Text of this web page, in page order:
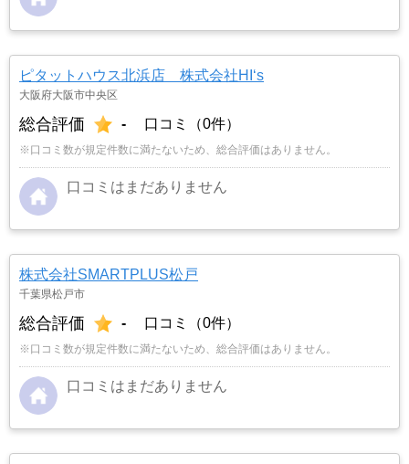
ピタットハウス北浜店 株式会社HI‘s
大阪府大阪市中央区
総合評価 - 口コミ（0件）
※口コミ数が規定件数に満たないため、総合評価はありません。
口コミはまだありません
株式会社SMARTPLUS松戸
千葉県松戸市
総合評価 - 口コミ（0件）
※口コミ数が規定件数に満たないため、総合評価はありません。
口コミはまだありません